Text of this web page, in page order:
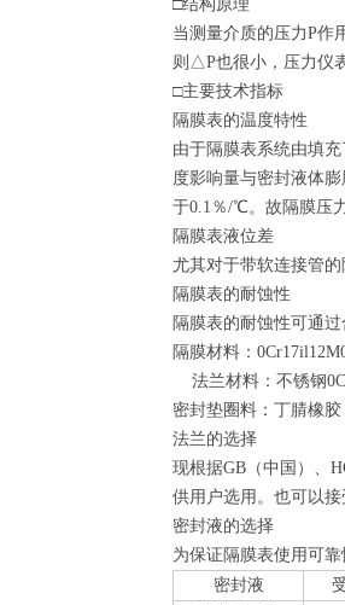
□结构原理
当测量介质的压力P作
则△P也很小，压力仪
□主要技术指标
隔膜表的温度特性
由于隔膜表系统由填
度影响量与密封液体
于0.1％/℃。故隔膜压
隔膜表液位差
尤其对于带软连接管
隔膜表的耐蚀性
隔膜表的耐蚀性可通
隔膜材料：
法兰材料：不锈钢
密封垫圈料：丁腈橡
法兰的选择
现根据GB（中国）、
供用户选用。也可以
密封液的选择
为保证隔膜表使用可
密封液